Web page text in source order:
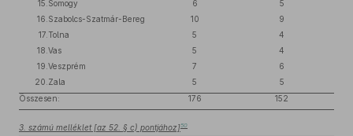
15. Somogy 6
5
16. Szabolcs-Szatmár-Bereg 10
9
17. Tolna 5
4
18. Vas 5
4
19. Veszprém 7
6
20. Zala 5
5
Összesen:
176 152
3. számú melléklet [az 52. § c) pontjához]50